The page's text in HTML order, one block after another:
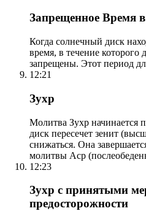
Запрещенное Время
Когда солнечный диск
время, в течение
запрещены. Этот период
12:21
Зухр
Молитва Зухр начинается
диск пересечет зенит
снижаться. Она
молитвы Аср
12:23
Зухр с принятыми
предосторожности